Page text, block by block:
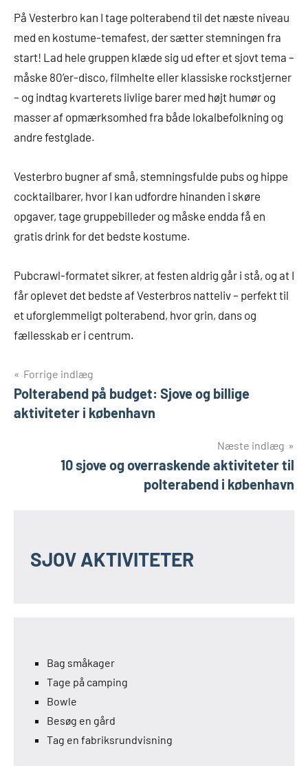
På Vesterbro kan I tage polterabend til det næste niveau
med en kostume-temafest, der sætter stemningen fra
start! Lad hele gruppen klæde sig ud efter et sjovt tema –
måske 80’er-disco, filmhelte eller klassiske rockstjerner
– og indtag kvarterets livlige barer med højt humør og
masser af opmærksomhed fra både lokalbefolkning og
andre festglade.
Vesterbro bugner af små, stemningsfulde pubs og hippe
cocktailbarer, hvor I kan udfordre hinanden i skøre
opgaver, tage gruppebilleder og måske endda få en
gratis drink for det bedste kostume.
Pubcrawl-formatet sikrer, at festen aldrig går i stå, og at I
får oplevet det bedste af Vesterbros natteliv – perfekt til
et uforglemmeligt polterabend, hvor grin, dans og
fællesskab er i centrum.
Indlægsnavigation
Forrige indlæg
Polterabend på budget: Sjove og billige
aktiviteter i københavn
Næste indlæg
10 sjove og overraskende aktiviteter til
polterabend i københavn
SJOV AKTIVITETER
Bag småkager
Tage på camping
Bowle
Besøg en gård
Tag en fabriksrundvisning